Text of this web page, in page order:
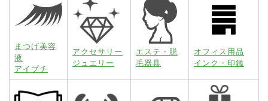
まつげ美容
液
アイプチ
アクセサリー
ジュエリー
エステ・脱
毛器具
オフィス用品
インク・印鑑